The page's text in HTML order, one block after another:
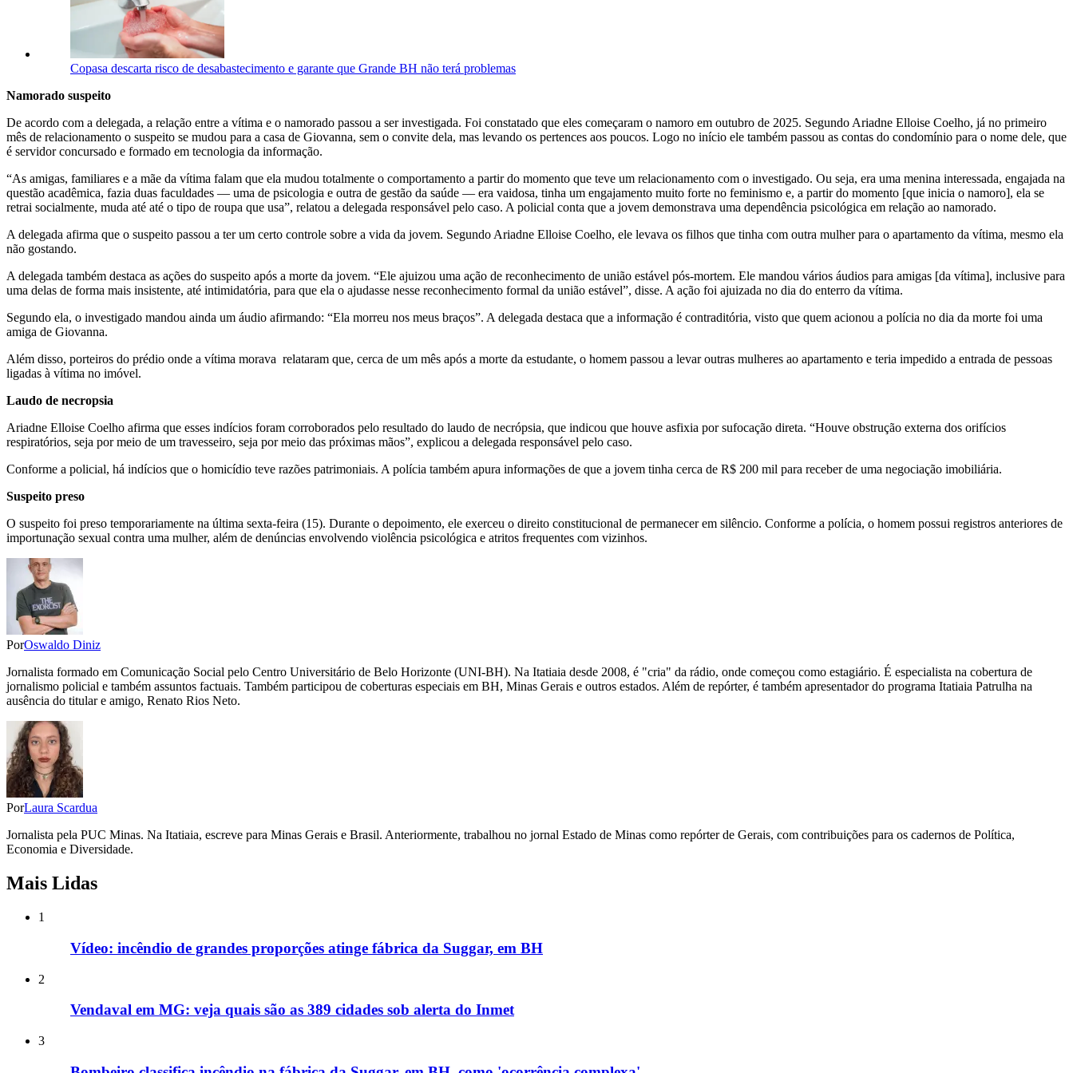
Copasa descarta risco de desabastecimento e garante que Grande BH não terá problemas
Namorado suspeito
De acordo com a delegada, a relação entre a vítima e o namorado passou a ser investigada. Foi constatado que eles começaram o namoro em outubro de 2025. Segundo Ariadne Elloise Coelho, já no primeiro
mês de relacionamento o suspeito se mudou para a casa de Giovanna, sem o convite dela, mas levando os pertences aos poucos. Logo no início ele também passou as contas do condomínio para o nome dele, que
é servidor concursado e formado em tecnologia da informação.
“As amigas, familiares e a mãe da vítima falam que ela mudou totalmente o comportamento a partir do momento que teve um relacionamento com o investigado. Ou seja, era uma menina interessada, engajada na
questão acadêmica, fazia duas faculdades — uma de psicologia e outra de gestão da saúde — era vaidosa, tinha um engajamento muito forte no feminismo e, a partir do momento [que inicia o namoro], ela se
retrai socialmente, muda até até o tipo de roupa que usa”, relatou a delegada responsável pelo caso. A policial conta que a jovem demonstrava uma dependência psicológica em relação ao namorado.
A delegada afirma que o suspeito passou a ter um certo controle sobre a vida da jovem. Segundo Ariadne Elloise Coelho, ele levava os filhos que tinha com outra mulher para o apartamento da vítima, mesmo ela
não gostando.
A delegada também destaca as ações do suspeito após a morte da jovem. “Ele ajuizou uma ação de reconhecimento de união estável pós-mortem. Ele mandou vários áudios para amigas [da vítima], inclusive para
uma delas de forma mais insistente, até intimidatória, para que ela o ajudasse nesse reconhecimento formal da união estável”, disse. A ação foi ajuizada no dia do enterro da vítima.
Segundo ela, o investigado mandou ainda um áudio afirmando: “Ela morreu nos meus braços”. A delegada destaca que a informação é contraditória, visto que quem acionou a polícia no dia da morte foi uma
amiga de Giovanna.
Além disso, porteiros do prédio onde a vítima morava relataram que, cerca de um mês após a morte da estudante, o homem passou a levar outras mulheres ao apartamento e teria impedido a entrada de pessoas
ligadas à vítima no imóvel.
Laudo de necropsia
Ariadne Elloise Coelho afirma que esses indícios foram corroborados pelo resultado do laudo de necrópsia, que indicou que houve asfixia por sufocação direta. “Houve obstrução externa dos orifícios
respiratórios, seja por meio de um travesseiro, seja por meio das próximas mãos”, explicou a delegada responsável pelo caso.
Conforme a policial, há indícios que o homicídio teve razões patrimoniais. A polícia também apura informações de que a jovem tinha cerca de R$ 200 mil para receber de uma negociação imobiliária.
Suspeito preso
O suspeito foi preso temporariamente na última sexta-feira (15). Durante o depoimento, ele exerceu o direito constitucional de permanecer em silêncio. Conforme a polícia, o homem possui registros anteriores de
importunação sexual contra uma mulher, além de denúncias envolvendo violência psicológica e atritos frequentes com vizinhos.
PorOswaldo Diniz
Jornalista formado em Comunicação Social pelo Centro Universitário de Belo Horizonte (UNI-BH). Na Itatiaia desde 2008, é "cria" da rádio, onde começou como estagiário. É especialista na cobertura de
jornalismo policial e também assuntos factuais. Também participou de coberturas especiais em BH, Minas Gerais e outros estados. Além de repórter, é também apresentador do programa Itatiaia Patrulha na
ausência do titular e amigo, Renato Rios Neto.
PorLaura Scardua
Jornalista pela PUC Minas. Na Itatiaia, escreve para Minas Gerais e Brasil. Anteriormente, trabalhou no jornal Estado de Minas como repórter de Gerais, com contribuições para os cadernos de Política,
Economia e Diversidade.
Mais Lidas
1
Vídeo: incêndio de grandes proporções atinge fábrica da Suggar, em BH
2
Vendaval em MG: veja quais são as 389 cidades sob alerta do Inmet
3